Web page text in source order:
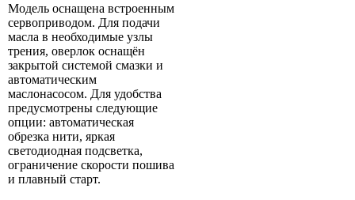
Модель оснащена встроенным
сервоприводом. Для подачи
масла в необходимые узлы
трения, оверлок оснащён
закрытой системой смазки и
автоматическим
маслонасосом. Для удобства
предусмотрены следующие
опции: автоматическая
обрезка нити, яркая
светодиодная подсветка,
ограничение скорости пошива
и плавный старт.